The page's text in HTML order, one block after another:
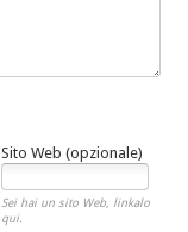
Sito Web (opzionale)
Sei hai un sito Web, linkalo
qui.